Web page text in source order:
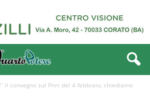
il convegno sul Pnrr del 4 febbraio, chiediamo